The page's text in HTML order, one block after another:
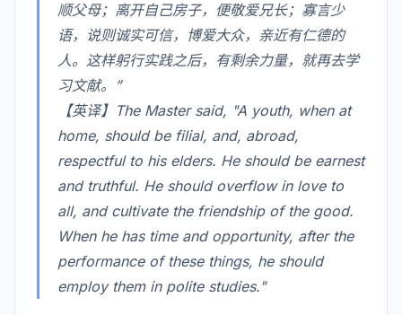
顺父母；离开自己房子，便敬爱兄长；寡言少
语，说则诚实可信，博爱大众，亲近有仁德的
人。这样躬行实践之后，有剩余力量，就再去学
习文献。”
【英译】The Master said, "A youth, when at
home, should be filial, and, abroad,
respectful to his elders. He should be earnest
and truthful. He should overflow in love to
all, and cultivate the friendship of the good.
When he has time and opportunity, after the
performance of these things, he should
employ them in polite studies."